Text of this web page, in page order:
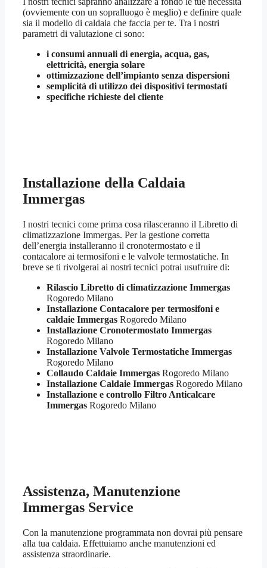
(ovviemente con un sopralluogo è meglio) e definire quale
sia il modello di caldaia che faccia per te. Tra i nostri
parametri di valutazione ci sono:
i consumi annuali di energia, acqua, gas,
elettricità, energia solare
ottimizzazione dell’impianto senza dispersioni
semplicità di utilizzo dei dispositivi termostati
specifiche richieste del cliente
Installazione della Caldaia
Immergas
I nostri tecnici come prima cosa rilasceranno il Libretto di
climatizzazione Immergas. Per la gestione corretta
dell’energia installeranno il cronotermostato e il
contacalore ai termosifoni e le valvole termostatiche. In
breve se ti rivolgerai ai nostri tecnici potrai usufruire di:
Rilascio Libretto di climatizzazione Immergas
Rogoredo Milano
Installazione Contacalore per termosifoni e
caldaie Immergas Rogoredo Milano
Installazione Cronotermostato Immergas
Rogoredo Milano
Installazione Valvole Termostatiche Immergas
Rogoredo Milano
Collaudo Caldaie Immergas Rogoredo Milano
Installazione Caldaie Immergas Rogoredo Milano
Installazione e controllo Filtro Anticalcare
Immergas Rogoredo Milano
Assistenza, Manutenzione
Immergas Service
Con la manutenzione programmata non dovrai più pensare
alla tua caldaia. Effettuiamo anche manutenzioni ed
assistenza straordinarie.